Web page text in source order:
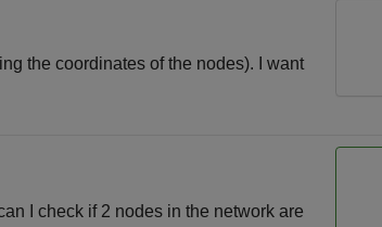
the coordinates of the nodes). I want
I check if 2 nodes in the network are